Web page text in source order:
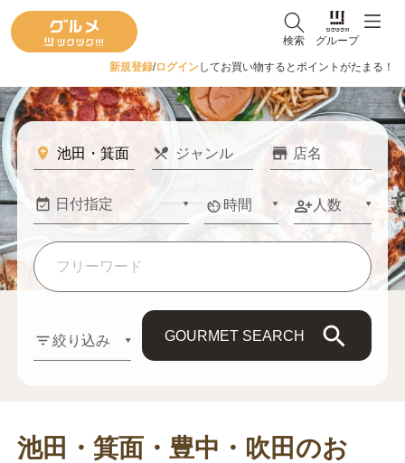
検索 グループ
新規登録/ログインしてお買い物するとポイントがたまる！
時間 人数
絞り込み GOURMET SEARCH
池田・箕面・豊中・吹田のお